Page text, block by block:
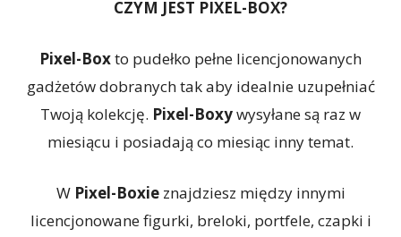
CZYM JEST PIXEL-BOX?
Pixel-Boxto pudełko pełne licencjonowanych
gadżetów dobranych tak aby idealnie uzupełniać
Twoją kolekcję. Pixel-Boxywysyłane są raz w
miesiącu i posiadają co miesiąc inny temat.
W Pixel-Boxieznajdziesz między innymi
licencjonowane figurki, breloki, portfele, czapki i